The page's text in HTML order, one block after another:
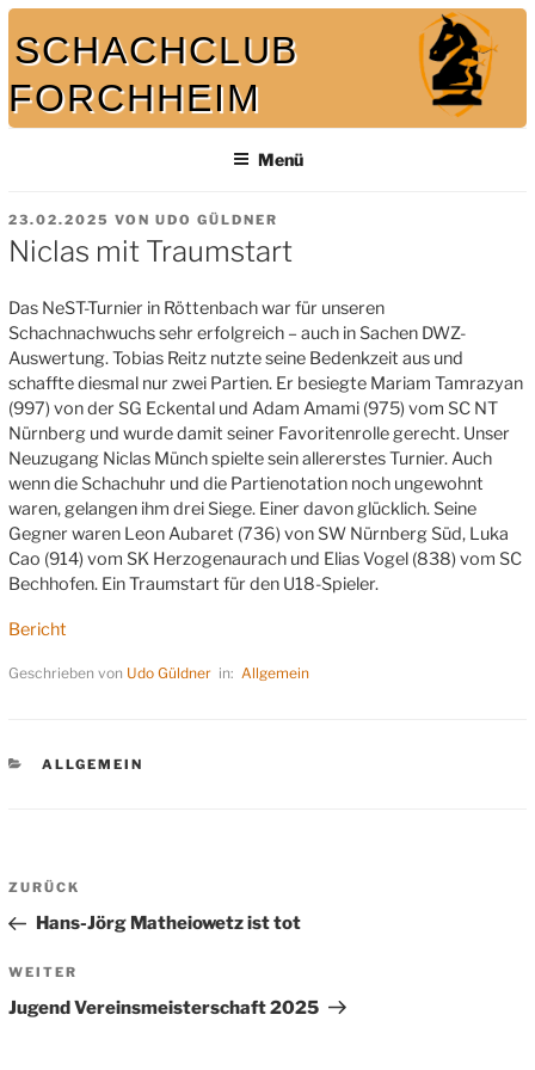
Zum
Inhalt
springen
SCHACHCLUB
FORCHHEIM
Menü
VERÖFFENTLICHT
AM
23.02.2025 VONUDO GÜLDNER
Niclas mit Traumstart
Das NeST-Turnier in Röttenbach war für unseren
Schachnachwuchs sehr erfolgreich – auch in Sachen DWZ-
Auswertung. Tobias Reitz nutzte seine Bedenkzeit aus und
schaffte diesmal nur zwei Partien. Er besiegte Mariam Tamrazyan
(997) von der SG Eckental und Adam Amami (975) vom SC NT
Nürnberg und wurde damit seiner Favoritenrolle gerecht. Unser
Neuzugang Niclas Münch spielte sein allererstes Turnier. Auch
wenn die Schachuhr und die Partienotation noch ungewohnt
waren, gelangen ihm drei Siege. Einer davon glücklich. Seine
Gegner waren Leon Aubaret (736) von SW Nürnberg Süd, Luka
Cao (914) vom SK Herzogenaurach und Elias Vogel (838) vom SC
Bechhofen. Ein Traumstart für den U18-Spieler.
Bericht
Geschrieben von Udo Güldner in:Allgemein
KATEGORIEN
ALLGEMEIN
Beitragsnavigation
Vorheriger
Beitrag
ZURÜCK
Hans-Jörg Matheiowetz ist tot
Nächster
Beitrag
WEITER
Jugend Vereinsmeisterschaft 2025